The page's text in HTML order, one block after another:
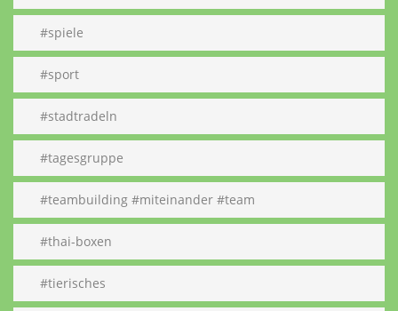
#spiele
#sport
#stadtradeln
#tagesgruppe
#teambuilding #miteinander #team
#thai-boxen
#tierisches